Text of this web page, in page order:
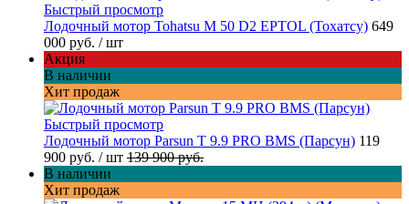
Быстрый просмотр
Лодочный мотор Tohatsu M 50 D2 EPTOL (Тохатсу) 649
000 руб. / шт
Акция
В наличии
Хит продаж
Быстрый просмотр
Лодочный мотор Parsun T 9.9 PRO BMS (Парсун) 119
900 руб. / шт 139 900 руб.
В наличии
Хит продаж